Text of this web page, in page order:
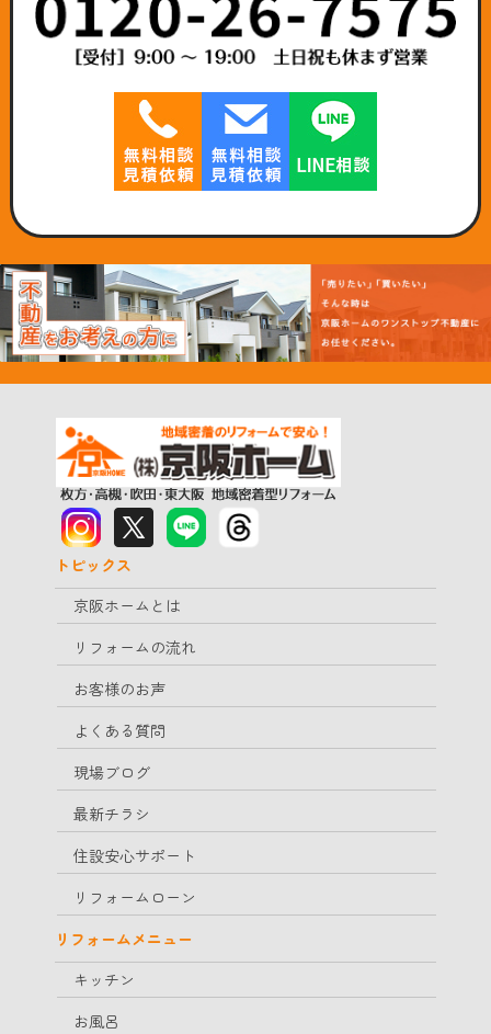
トピックス
京阪ホームとは
リフォームの流れ
お客様のお声
よくある質問
現場ブログ
最新チラシ
住設安心サポート
リフォームローン
リフォームメニュー
キッチン
お風呂